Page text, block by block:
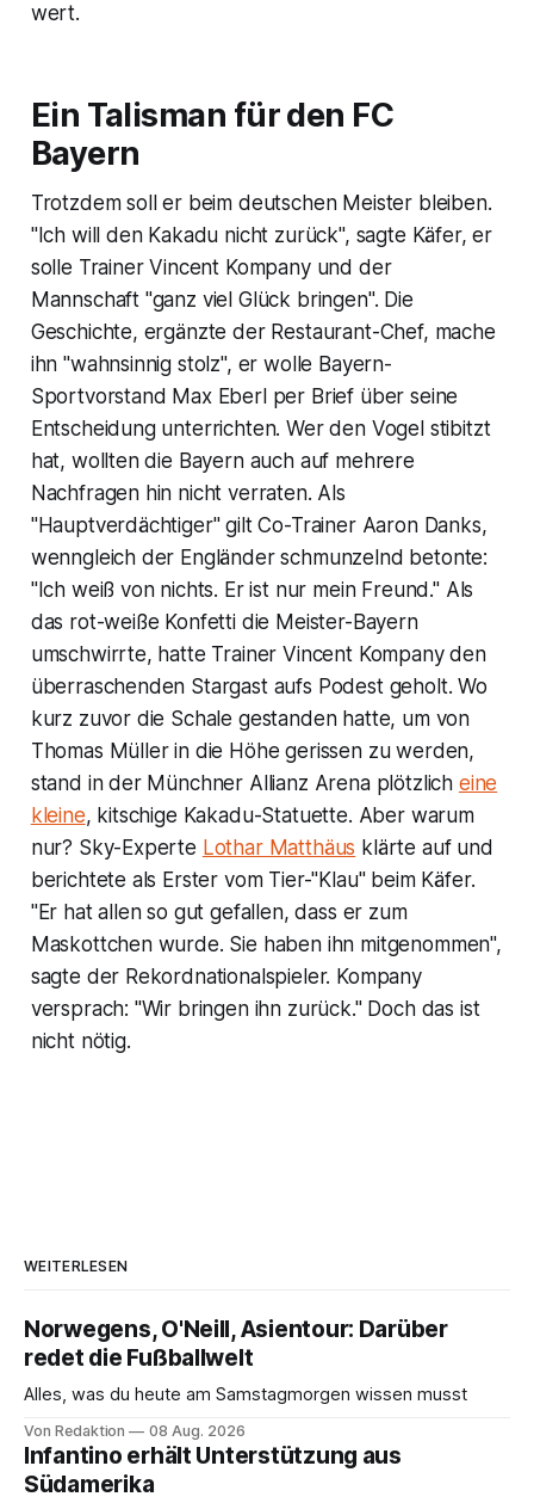
wert.
Ein Talisman für den FC
Bayern
Trotzdem soll er beim deutschen Meister bleiben.
"Ich will den Kakadu nicht zurück", sagte Käfer, er
solle Trainer Vincent Kompany und der
Mannschaft "ganz viel Glück bringen". Die
Geschichte, ergänzte der Restaurant-Chef, mache
ihn "wahnsinnig stolz", er wolle Bayern-
Sportvorstand Max Eberl per Brief über seine
Entscheidung unterrichten. Wer den Vogel stibitzt
hat, wollten die Bayern auch auf mehrere
Nachfragen hin nicht verraten. Als
"Hauptverdächtiger" gilt Co-Trainer Aaron Danks,
wenngleich der Engländer schmunzelnd betonte:
"Ich weiß von nichts. Er ist nur mein Freund." Als
das rot-weiße Konfetti die Meister-Bayern
umschwirrte, hatte Trainer Vincent Kompany den
überraschenden Stargast aufs Podest geholt. Wo
kurz zuvor die Schale gestanden hatte, um von
Thomas Müller in die Höhe gerissen zu werden,
stand in der Münchner Allianz Arena plötzlich eine
kleine, kitschige Kakadu-Statuette. Aber warum
nur? Sky-Experte Lothar Matthäus klärte auf und
berichtete als Erster vom Tier-"Klau" beim Käfer.
"Er hat allen so gut gefallen, dass er zum
Maskottchen wurde. Sie haben ihn mitgenommen",
sagte der Rekordnationalspieler. Kompany
versprach: "Wir bringen ihn zurück." Doch das ist
nicht nötig.
WEITERLESEN
Norwegens, O'Neill, Asientour: Darüber
redet die Fußballwelt
Alles, was du heute am Samstagmorgen wissen musst
Von Redaktion 08 Aug. 2026
Infantino erhält Unterstützung aus
Südamerika